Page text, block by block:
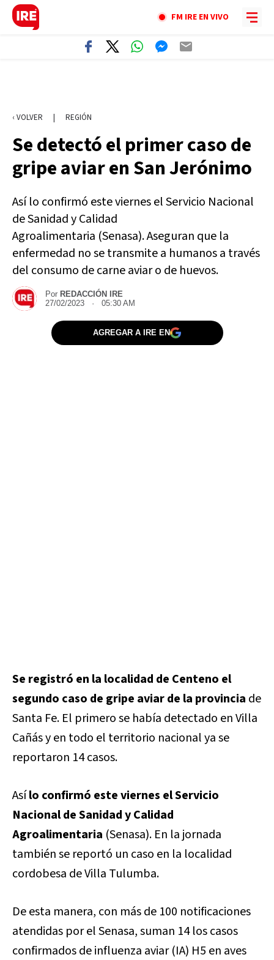
FM IRE EN VIVO
‹ VOLVER | REGIÓN
Se detectó el primer caso de
gripe aviar en San Jerónimo
Así lo confirmó este viernes el Servicio Nacional
de Sanidad y Calidad
Agroalimentaria (Senasa). Aseguran que la
enfermedad no se transmite a humanos a través
del consumo de carne aviar o de huevos.
Por REDACCIÓN IRE
27/02/2023 · 05:30 AM
AGREGAR A IRE EN
Se registró en la localidad de Centeno el
segundo caso de gripe aviar de la provincia de
Santa Fe. El primero se había detectado en Villa
Cañás y en todo el territorio nacional ya se
reportaron 14 casos.
Asílo confirmó este viernes el Servicio
Nacional de Sanidad y Calidad
Agroalimentaria (Senasa). En la jornada
también se reportó un caso en la localidad
cordobesa de Villa Tulumba.
De esta manera, con más de 100 notificaciones
atendidas por el Senasa, suman 14 los casos
confirmados de influenza aviar (IA) H5 en aves